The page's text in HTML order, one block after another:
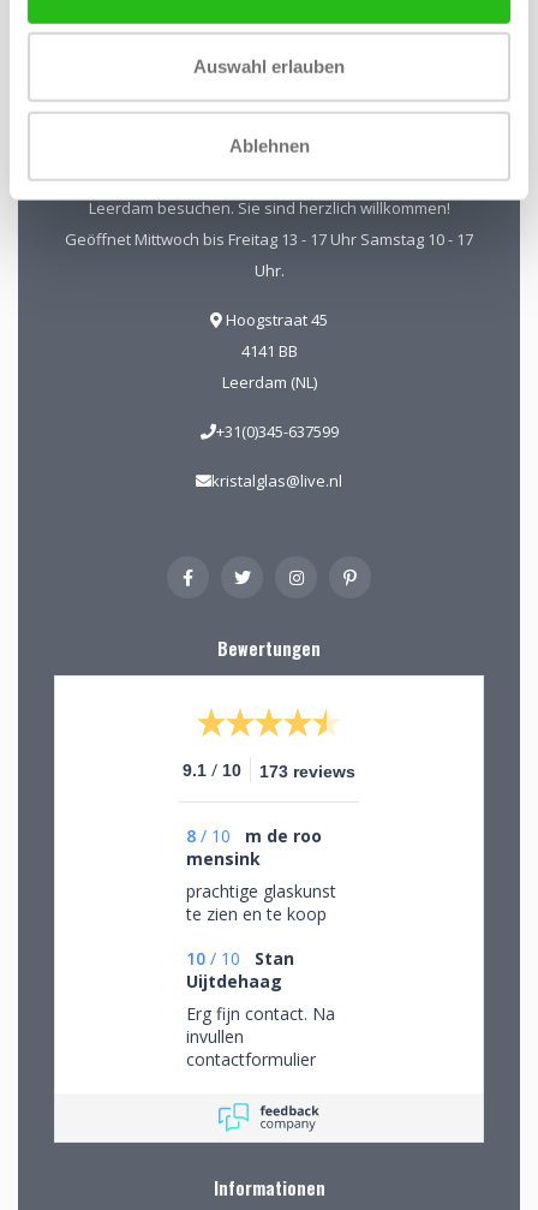
Auswahl erlauben
Ablehnen
Kristal-Glas Leerdam
Kristal-Glas ist der Online-Shop für Glaskunst und Kristall
aus Leerdam. Sie können uns auch in unserer Galerie in
Leerdam besuchen. Sie sind herzlich willkommen!
Geöffnet Mittwoch bis Freitag 13 - 17 Uhr Samstag 10 - 17
Uhr.
Hoogstraat 45
4141 BB
Leerdam (NL)
+31(0)345-637599
kristalglas@live.nl
Bewertungen
9.1 / 10 173 reviews
8 / 10
m de roo
mensink
prachtige glaskunst
te zien en te koop
10 / 10
Stan
Uijtdehaag
Erg fijn contact. Na
invullen
contactformulier
persoonlijke wensen
besproken. Afspraak
gemaakt om in de
bekijken en de
Informationen